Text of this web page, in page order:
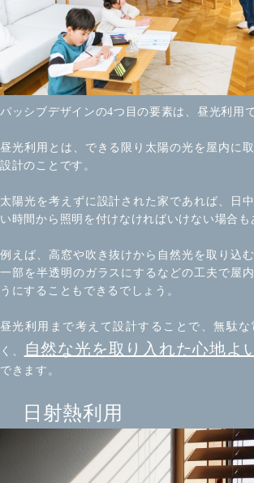
パッシブデザインの4つ目の要素は、昼光利用で
昼光利用とは、できる限り太陽の光を屋内に
設計のことです。
太陽光を考えずに設計された家であれば、日
い時間から照明を付けなければいけない場合も
例えば、高窓や吹き抜けから自然光を取り込
一部を半透明のガラスにするなどの工夫で屋
うにすることもできるでしょう。
昼光利用まで考えて設計することで、無駄
く、
自然な光を取り入れた心地よ
できます。
日射熱利用